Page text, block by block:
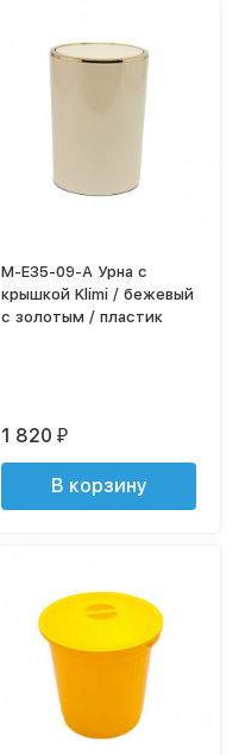
M-E35-09-A Урна с
крышкой Klimi / бежевый
с золотым / пластик
1 820₽
В корзину